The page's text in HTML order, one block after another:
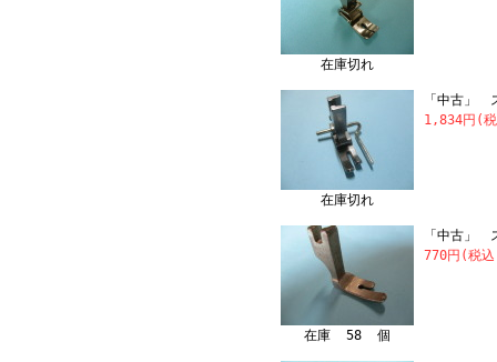
在庫切れ
在庫切れ
「中古」
1,834円(
在庫 58 個
「中古」
770円(税